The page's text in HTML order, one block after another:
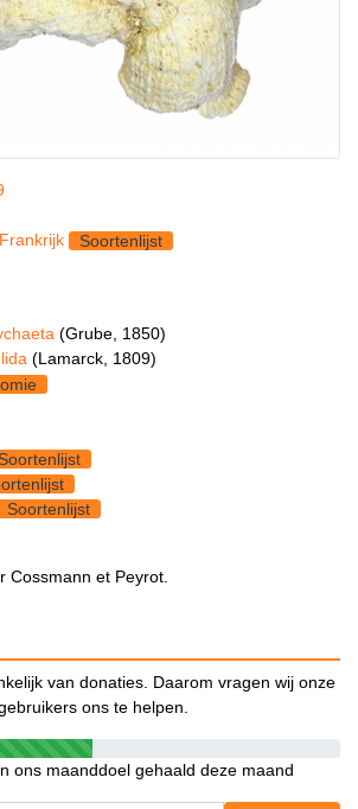
Soortenlijst
(Grube, 1850)
(Lamarck, 1809)
Soortenlijst
Cossmann et Peyrot.
van donaties. Daarom vragen wij onze
ons te helpen.
ons maanddoel gehaald deze maand